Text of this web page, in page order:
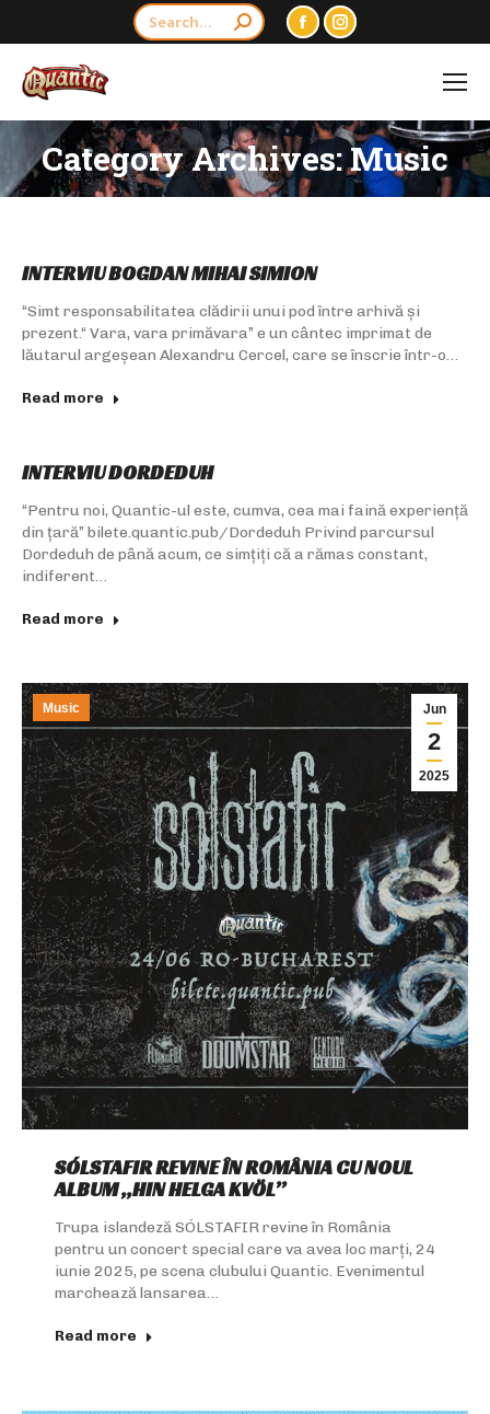
Search:
Facebook
in
new
window
Instagram
in
new
window
Category Archives: Music
You are here:
INTERVIU BOGDAN MIHAI SIMION
“Simt responsabilitatea clădirii unui pod între arhivă și
prezent.“ Vara, vara primăvara” e un cântec imprimat de
lăutarul argeșean Alexandru Cercel, care se înscrie într-o…
Read more
INTERVIU DORDEDUH
“Pentru noi, Quantic-ul este, cumva, cea mai faină experiență
din țară” bilete.quantic.pub/Dordeduh Privind parcursul
Dordeduh de până acum, ce simțiți că a rămas constant,
indiferent…
Read more
Jun
2
2025
Music
SÓLSTAFIR REVINE ÎN ROMÂNIA CU NOUL
ALBUM „HIN HELGA KVÖL”
Trupa islandeză SÓLSTAFIR revine în România
pentru un concert special care va avea loc marți, 24
iunie 2025, pe scena clubului Quantic. Evenimentul
marchează lansarea…
Read more